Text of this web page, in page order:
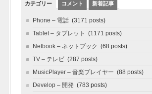
カテゴリー コメント 新着記事
Phone – 電話 (3171 posts)
Tablet – タブレット
(1171 posts)
Netbook – ネットブック (68 posts)
TV – テレビ (287 posts)
MusicPlayer – 音楽プレイヤー (88 posts)
Develop – 開発 (783 posts)